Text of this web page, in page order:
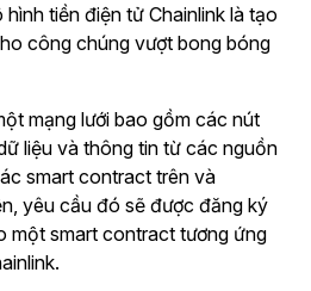
tiền điện tử Chainlink là tạo
công chúng vượt bong bóng
mạng lưới bao gồm các nút
liệu và thông tin từ các nguồn
smart contract trên và
yêu cầu đó sẽ được đăng ký
một smart contract tương ứng